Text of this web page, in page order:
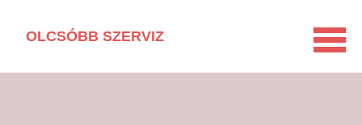
OLCSÓBB SZERVIZ